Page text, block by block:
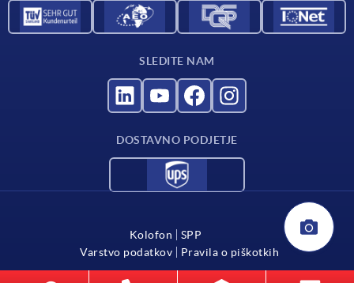
Za dobavitelje
SLEDITE NAM
DOSTAVNO PODJETJE
Kolofon
SPP
Varstvo podatkov
Pravila o piškotkih